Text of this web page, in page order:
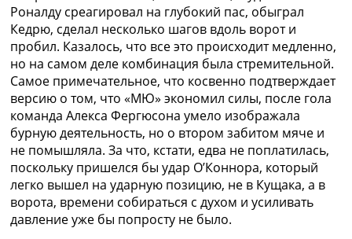
Роналду среагировал на глубокий пас, обыграл
Кедрю, сделал несколько шагов вдоль ворот и
пробил. Казалось, что все это происходит медленно,
но на самом деле комбинация была стремительной.
Самое примечательное, что косвенно подтверждает
версию о том, что «МЮ» экономил силы, после гола
команда Алекса Фергюсона умело изображала
бурную деятельность, но о втором забитом мяче и
не помышляла. За что, кстати, едва не поплатилась,
поскольку пришелся бы удар О’Коннора, который
легко вышел на ударную позицию, не в Кущака, а в
ворота, времени собираться с духом и усиливать
давление уже бы попросту не было.